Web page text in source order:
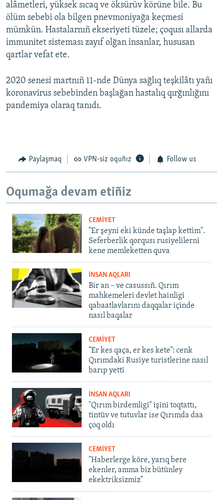
alâmetleri, yüksek sıcaq ve öksürüv körüne bile. Bu
ölüm sebebi ola bilgen pnevmoniyağa keçmesi
mümkün. Hastalarnıñ ekseriyeti tüzele; çoqusı allarda
immunitet sisteması zayıf olğan insanlar, hususan
qartlar vefat ete.
2020 senesi martnıñ 11-nde Dünya sağlıq teşkilâtı yañı
koronavirus sebebinden başlağan hastalıq qırğınlığını
pandemiya olaraq tanıdı.
Paylaşmaq VPN-siz oquñız Follow us
Oqumağa devam etiñiz
CEMİYET
"Er şeyni eki künde taşlap kettim".
Seferberlik qorqusı rusiyelilerni
kene memleketten quva
İNSAN AQLARI
Bir an – ve casussıñ. Qırım
mahkemeleri devlet hainligi
qabaatlavlarını daqqalar içinde
nasıl baqalar
CEMİYET
"Er kes qaça, er kes kete": cenk
Qırımdaki Rusiye turistlerine nasıl
barıp yetti
İNSAN AQLARI
"Qırım birdemligi" işini toqtattı,
tintüv ve tutuvlar ise Qırımda daa
çoq oldı
CEMİYET
"Haberlerge köre, yarıq bere
ekenler, amma biz bütünley
ekektriksizmiz"